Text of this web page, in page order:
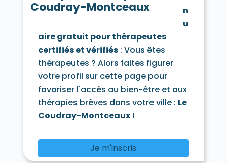
Congerville-Thionville 91740
Courdimanche-sur-Essonne 91720
Courson-Monteloup 91680
Crosne 91560
Dannemois 91490
D'Huison-Longueville 91590
Dourdan 91410
Draveil 91210
Écharcon 91540
Épinay-sous-Sénart 91860
Épinay-sur-Orge 91360
Estouches 91660
Étampes 91150
Étiolles 91450
Fontaine-la-Rivière 91690
Fontenay-lès-Briis 91640
Coudray-Montceaux
n
u
aire gratuit pour thérapeutes
certifiés et vérifiés: Vous êtes
thérapeutes ? Alors faites figurer
votre profil sur cette page pour
favoriser l'accès au bien-être et aux
thérapies brèves dans votre ville : Le
Coudray-Montceaux!
Je m'inscris